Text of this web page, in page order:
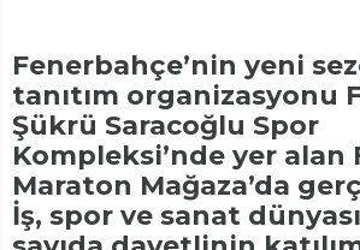
Fenerbahçe’nin yeni
tanıtım organizasyonu
Şükrü Saracoğlu Spor
Kompleksi’nde yer alan
Maraton Mağaza’da
İş, spor ve sanat